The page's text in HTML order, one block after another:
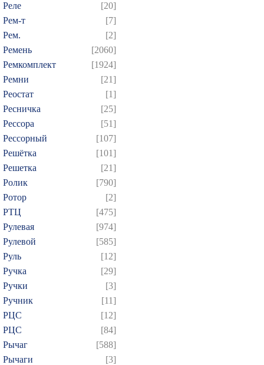
Реле
[20]
Рем-т
[7]
Рем.
[2]
Ремень
[2060]
Ремкомплект
[1924]
Ремни
[21]
Реостат
[1]
Ресничка
[25]
Рессора
[51]
Рессорный
[107]
Решётка
[101]
Решетка
[21]
Ролик
[790]
Ротор
[2]
РТЦ
[475]
Рулевая
[974]
Рулевой
[585]
Руль
[12]
Ручка
[29]
Ручки
[3]
Ручник
[11]
РЦC
[12]
РЦС
[84]
Рычаг
[588]
Рычаги
[3]